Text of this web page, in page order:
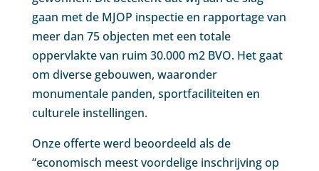
gaan met de MJOP inspectie en rapportage van
meer dan 75 objecten met een totale
oppervlakte van ruim 30.000 m2 BVO. Het gaat
om diverse gebouwen, waaronder
monumentale panden, sportfaciliteiten en
culturele instellingen.
Onze offerte werd beoordeeld als de
“economisch meest voordelige inschrijving op